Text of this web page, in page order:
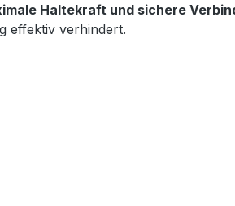
Haltekraft und sichere
effektiv verhindert.